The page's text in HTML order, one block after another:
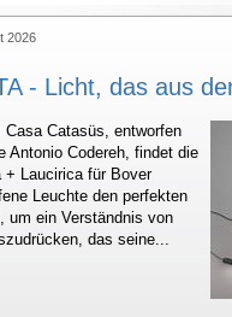
2026
- Licht, das aus
Casa Catasüs, entworfen
Antonio Codereh, findet die
+ Laucirica für Bover
Leuchte den perfekten
um ein Verständnis von
das seine...